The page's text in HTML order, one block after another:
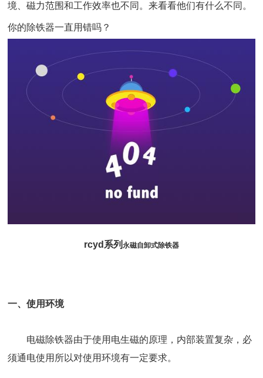
境、磁力范围和工作效率也不同。来看看他们有什么不同。
你的除铁器一直用错吗？
rcyd系列 永磁自卸式除铁器
一、使用环境
电磁除铁器由于使用电生磁的原理，内部装置复杂，必
须通电使用所以对使用环境有一定要求。